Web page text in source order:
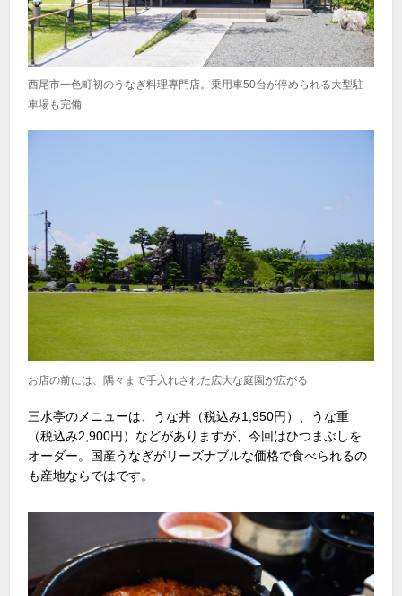
西尾市一色町初のうなぎ料理専門店。乗用車50台が停められる大型駐
車場も完備
お店の前には、隅々まで手入れされた広大な庭園が広がる
三水亭のメニューは、うな丼（税込み1,950円）、うな重
（税込み2,900円）などがありますが、今回はひつまぶしを
オーダー。国産うなぎがリーズナブルな価格で食べられるの
も産地ならではです。